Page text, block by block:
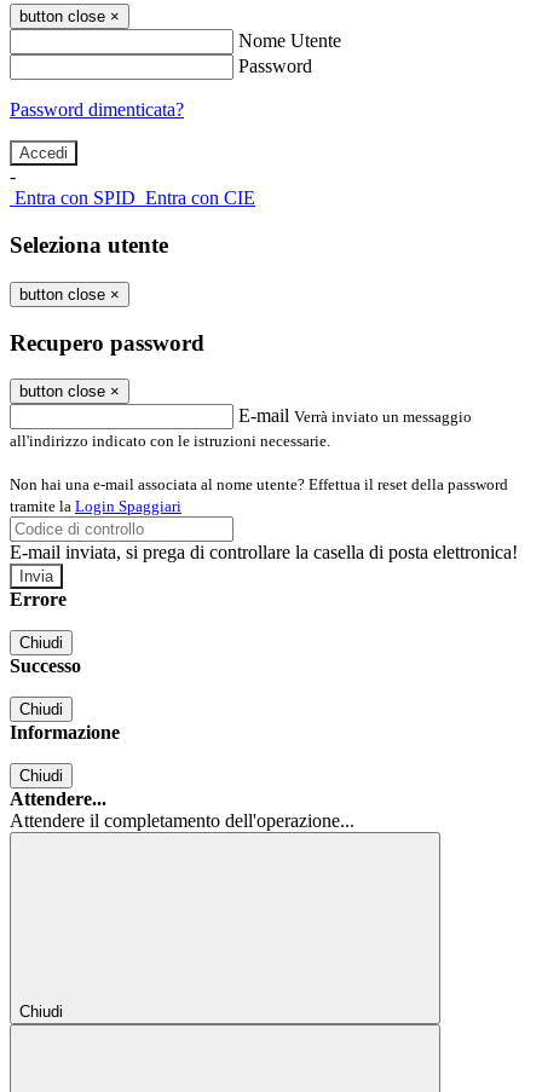
button close ×
Nome Utente
Password
Password dimenticata?
-
Entra con SPID Entra con CIE
Seleziona utente
button close ×
Recupero password
button close ×
E-mail Verrà inviato un messaggio
all'indirizzo indicato con le istruzioni necessarie.
Non hai una e-mail associata al nome utente? Effettua il reset della password
tramite la Login Spaggiari
E-mail inviata, si prega di controllare la casella di posta elettronica!
Errore
Chiudi
Successo
Chiudi
Informazione
Chiudi
Attendere...
Attendere il completamento dell'operazione...
Chiudi